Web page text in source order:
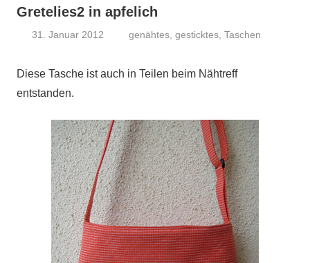
Gretelies2 in apfelich
31. Januar 2012
genähtes ,gesticktes ,Taschen
Diese Tasche ist auch in Teilen beim Nähtreff
entstanden.